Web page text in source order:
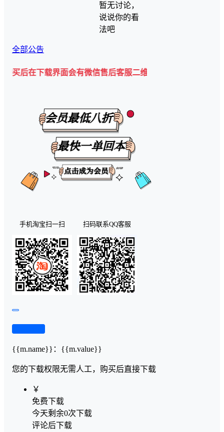
暂无讨论，
说说你的看
法吧
全部公告
界面会有微信售后客服二维码💡
手机淘宝扫一扫 扫码联系QQ客服
{{m.name}} ： {{m.value}}
您的下载权限无需人工，购买后直接下载
￥
免费下载
今天剩余0次下载
评论后下载